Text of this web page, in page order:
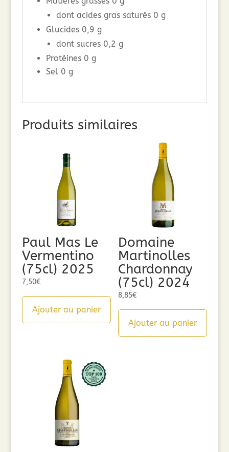
dont acides gras saturés 0 g
Glucides 0,9 g
dont sucres 0,2 g
Protéines 0 g
Sel 0 g
Produits similaires
Paul Mas Le
Vermentino
(75cl) 2025
7,50€
Ajouter au panier
Domaine
Martinolles
Chardonnay
(75cl) 2024
8,85€
Ajouter au panier